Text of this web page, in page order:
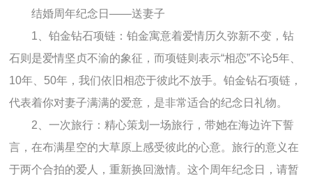
结婚周年纪念日——送妻子
1、铂金钻石项链：铂金寓意着爱情历久弥新不变，钻
石则是爱情坚贞不渝的象征，而项链则表示“相恋”不论5年、
10年、50年，我们依旧相恋于彼此不放手。铂金钻石项链，
代表着你对妻子满满的爱意，是非常适合的纪念日礼物。
2、一次旅行：精心策划一场旅行，带她在海边许下誓
言，在布满星空的大草原上感受彼此的心意。旅行的意义在
于两个合拍的爱人，重新换回激情。这个周年纪念日，请暂